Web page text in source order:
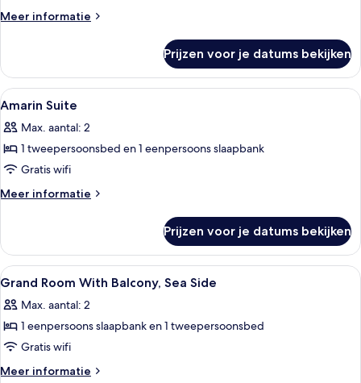
side
Meer informatie
Meer
family
room
with
sea
side
Prijzen voor je datums bekijken
Alle
foto's
voor
Amarin
Suite
laden
Een minibar, een kluis op de kamer,
3
Amarin Suite
Max. aantal: 2
1 tweepersoonsbed en 1 eenpersoons slaapbank
Gratis wifi
Meer informatie
Meer
Suite
Prijzen voor je datums bekijken
Alle
foto's
voor
Grand
Room
With
2
Grand Room With Balcony, Sea Side
Max. aantal: 2
1 eenpersoons slaapbank en 1 tweepersoonsbed
Gratis wifi
Meer informatie
Meer